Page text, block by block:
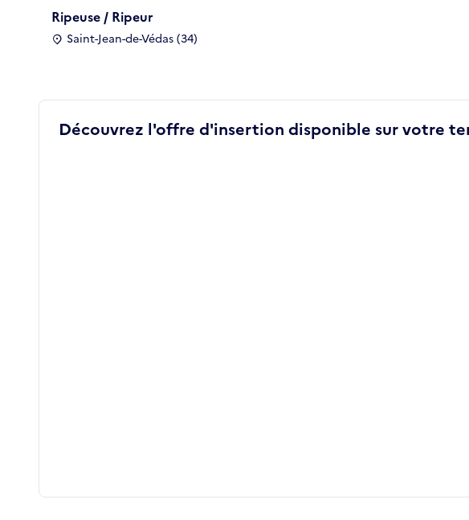
Ripeuse / Ripeur
Saint-Jean-de-Védas (34)
Découvrez l'offre d'insertion disponible sur votre